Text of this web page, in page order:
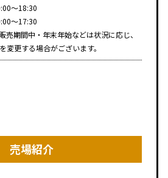
～18:30
～17:30
売期間中・年末年始などは状況に応じ、
変更する場合がございます。
売場紹介